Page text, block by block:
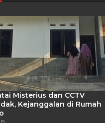
Misterius dan CCTV
Kejanggalan di Rumah